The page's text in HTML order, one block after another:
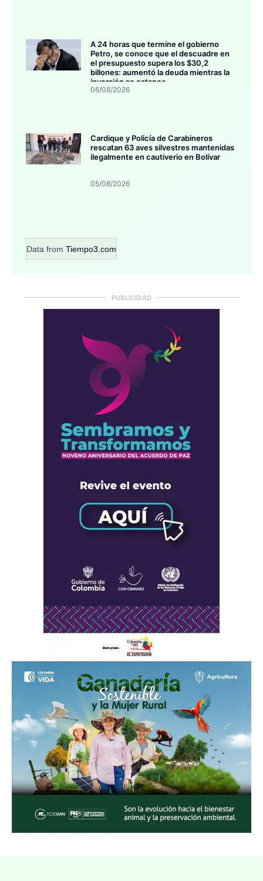
A 24 horas que termine el gobierno
Petro, se conoce que el descuadre en
el presupuesto supera los $30,2
billones: aumentó la deuda mientras la
inversión se estanca
06/08/2026
Cardique y Policía de Carabineros
rescatan 63 aves silvestres mantenidas
ilegalmente en cautiverio en Bolívar
05/08/2026
Data from Tiempo3.com
PUBLICIDAD